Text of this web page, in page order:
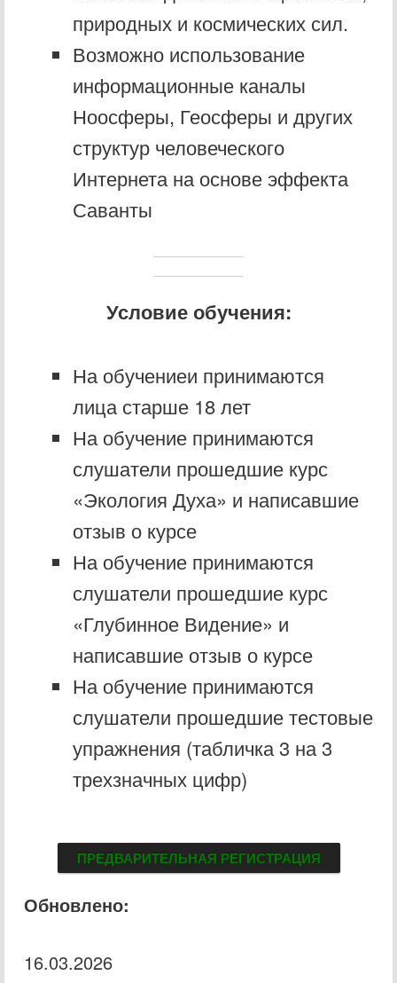
природных и космических сил.
Возможно использование
информационные каналы
Ноосферы, Геосферы и других
структур человеческого
Интернета на основе эффекта
Саванты
Условие обучения:
На обучениеи принимаются
лица старше 18 лет
На обучение принимаются
слушатели прошедшие курс
«Экология Духа» и написавшие
отзыв о курсе
На обучение принимаются
слушатели прошедшие курс
«Глубинное Видение» и
написавшие отзыв о курсе
На обучение принимаются
слушатели прошедшие тестовые
упражнения (табличка 3 на 3
трехзначных цифр)
ПРЕДВАРИТЕЛЬНАЯ РЕГИСТРАЦИЯ
Обновлено:
16.03.2026